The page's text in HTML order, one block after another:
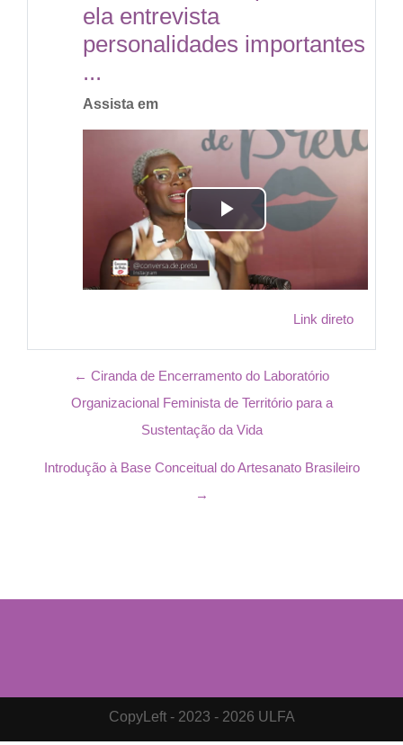
ela entrevista
personalidades importantes
...
Assista em
Tocar
Vídeo
Link direto
← Ciranda de Encerramento do Laboratório
Organizacional Feminista de Território para a
Sustentação da Vida
Introdução à Base Conceitual do Artesanato Brasileiro
→
CopyLeft - 2023 - 2026 ULFA